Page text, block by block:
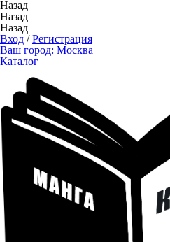
Назад
Назад
Назад
Вход /Регистрация
Ваш город: Москва
Каталог